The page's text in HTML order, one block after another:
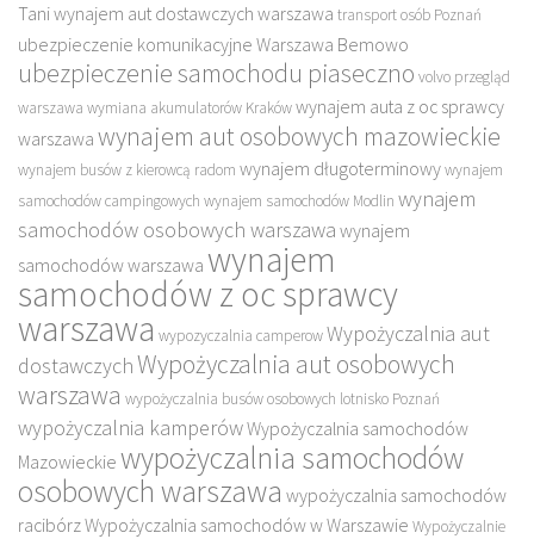
Tani wynajem aut dostawczych warszawa transport osób Poznań
ubezpieczenie komunikacyjne Warszawa Bemowo
ubezpieczenie samochodu piaseczno volvo przegląd
warszawa wymiana akumulatorów Krakówwynajem auta z oc sprawcy
warszawa wynajem aut osobowych mazowieckie
wynajem busów z kierowcą radom wynajem długoterminowywynajem
samochodów campingowych wynajem samochodów Modlin wynajem
samochodów osobowych warszawa wynajem
samochodów warszawa wynajem
samochodów z oc sprawcy
warszawa wypozyczalnia camperowWypożyczalnia aut
dostawczychWypożyczalnia aut osobowych
warszawa wypożyczalnia busów osobowych lotnisko Poznań
wypożyczalnia kamperówWypożyczalnia samochodów
Mazowieckie wypożyczalnia samochodów
osobowych warszawa wypożyczalnia samochodów
racibórzWypożyczalnia samochodów w Warszawie Wypożyczalnie